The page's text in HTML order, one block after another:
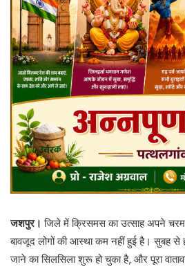
जशपुर। जिले में क्रिसमस का उत्साह अपने
बावजूद लोगों की आस्था कम नहीं हुई है। सुबह से
जाने का सिलसिला शुरू हो चुका है, और पूरा